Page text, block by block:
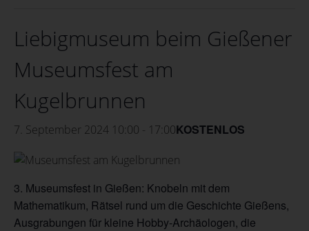
Liebigmuseum beim Gießener
Museumsfest am
Kugelbrunnen
7. September 2024 10:00 - 17:00KOSTENLOS
3. Museumsfest in Gießen: Knobeln mit dem
Mathematikum, Rätsel rund um die Geschichte Gießens,
Ausgrabungen für kleine Hobby-Archäologen, die